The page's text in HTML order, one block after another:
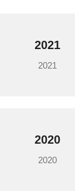
2021
2021
2020
2020